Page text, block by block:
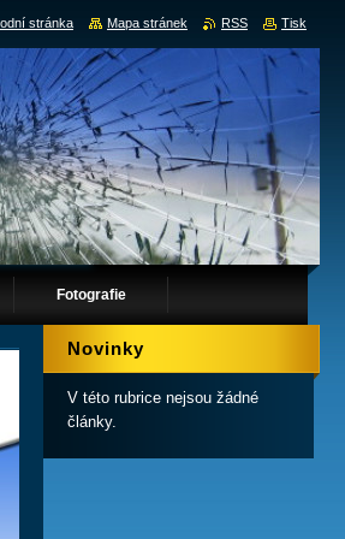
Fotografie
Novinky
V této rubrice nejsou žádné
články.
stránka Mapa stránek RSS Tisk